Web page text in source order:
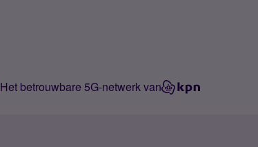
Het betrouwbare 5G-netwerk van